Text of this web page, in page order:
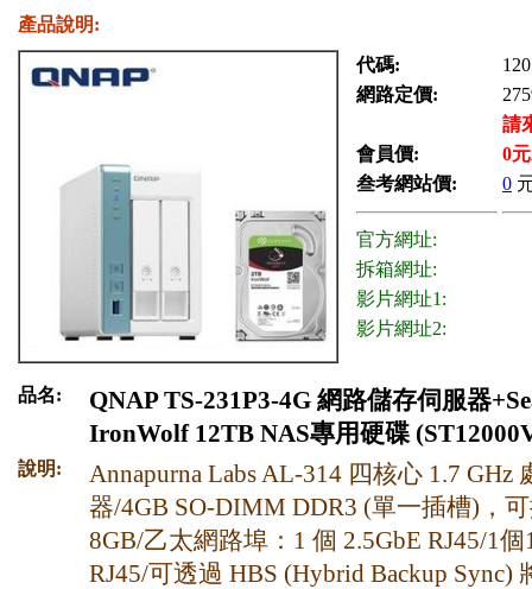
產品說明:
代碼:
網路定價:
請
會員價:
0
叁考網站價:
0
官方網址:
拆箱網址:
影片網址1:
影片網址2:
品名:
QNAP TS-231P3-4G 網路儲存伺服器
IronWolf 12TB NAS專用硬碟
說明:
Annapurna Labs AL-314 四核心 1.7 GHz
器/4GB SO-DIMM DDR3 (單一插槽)，
8GB/乙太網路埠：1 個 2.5GbE RJ45/1個
RJ45/可透過 HBS (Hybrid Backup Sync)